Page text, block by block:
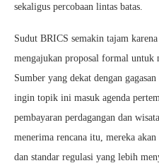
sekaligus percobaan lintas batas.
Sudut BRICS semakin tajam
mengajukan proposal formal untuk
Sumber yang dekat dengan
ingin topik ini masuk agenda
pembayaran perdagangan dan
menerima rencana itu, mereka
dan standar regulasi yang lebih